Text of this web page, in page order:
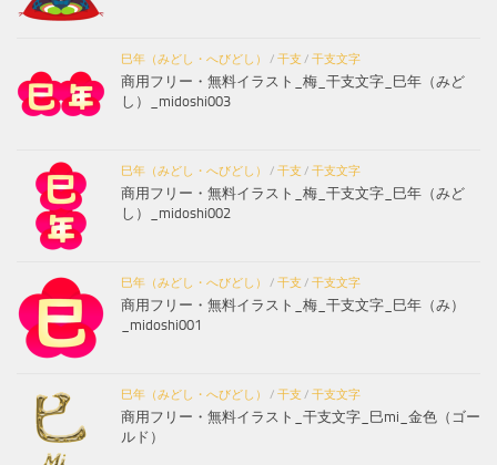
巳年（みどし・へびどし） / 干支 / 干支文字
商用フリー・無料イラスト_梅_干支文字_巳年（みど
し）_midoshi003
巳年（みどし・へびどし） / 干支 / 干支文字
商用フリー・無料イラスト_梅_干支文字_巳年（みど
し）_midoshi002
巳年（みどし・へびどし） / 干支 / 干支文字
商用フリー・無料イラスト_梅_干支文字_巳年（み）
_midoshi001
巳年（みどし・へびどし） / 干支 / 干支文字
商用フリー・無料イラスト_干支文字_巳mi_金色（ゴー
ルド）